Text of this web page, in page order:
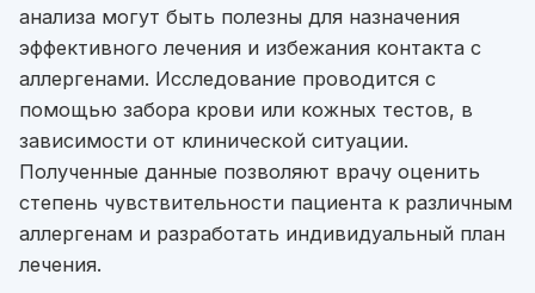
анализа могут быть полезны для назначения
эффективного лечения и избежания контакта с
аллергенами. Исследование проводится с
помощью забора крови или кожных тестов, в
зависимости от клинической ситуации.
Полученные данные позволяют врачу оценить
степень чувствительности пациента к различным
аллергенам и разработать индивидуальный план
лечения.